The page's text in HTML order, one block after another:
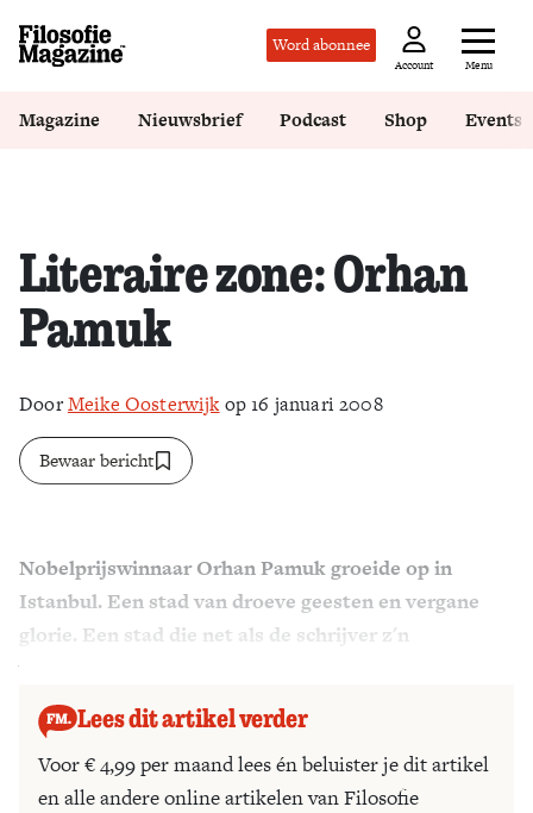
Word abonnee
Account Menu
Zoek
Magazine Nieuwsbrief Podcast Shop Events
Literaire zone: Orhan
Pamuk
DoorMeike Oosterwijk op 16 januari 2008
Bewaar bericht
Nobelprijswinnaar Orhan Pamuk groeide op in
Istanbul. Een stad van droeve geesten en vergane
glorie. Een stad die net als de schrijver z'n
Lees dit artikel verder
Voor € 4,99 per maand lees én beluister je dit artikel
en alle andere online artikelen van Filosofie